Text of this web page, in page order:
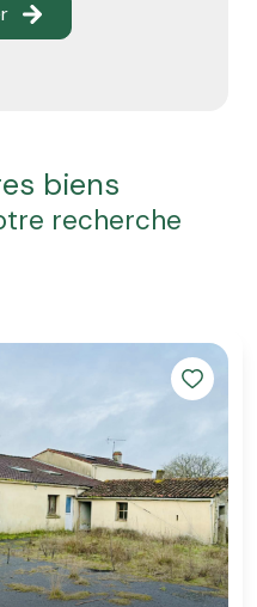
biens
recherche